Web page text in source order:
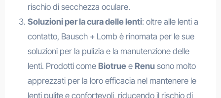
rischio di secchezza oculare.
Soluzioni per la cura delle lenti: oltre alle lenti a
contatto, Bausch + Lomb è rinomata per le sue
soluzioni per la pulizia e la manutenzione delle
lenti. Prodotti come Biotruee Renusono molto
apprezzati per la loro efficacia nel mantenere le
lenti pulite e confortevoli, riducendo il rischio di